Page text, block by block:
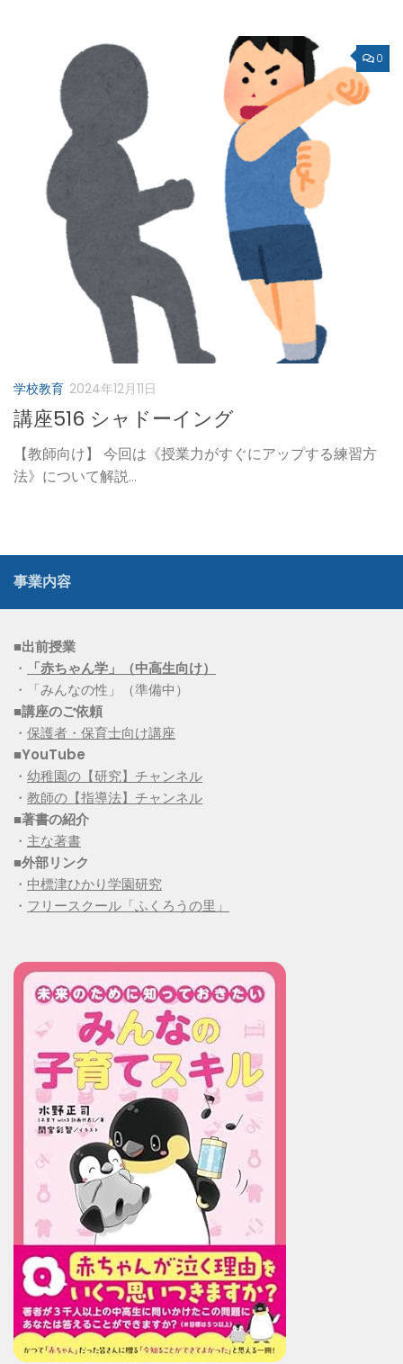
0
学校教育 2024年12月11日
講座516 シャドーイング
【教師向け】 今回は《授業力がすぐにアップする練習方
法》について解説...
事業内容
■出前授業
・
「赤ちゃん学」（中高生向け）
・「みんなの性」（準備中）
■講座のご依頼
・ 保護者・保育士向け講座
■YouTube
・ 幼稚園の【研究】チャンネル
・ 教師の【指導法】チャンネル
■著書の紹介
・ 主な著書
■外部リンク
・ 中標津ひかり学園研究
・ フリースクール「ふくろうの里」